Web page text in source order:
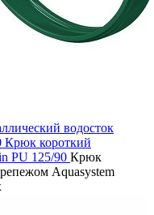
водосток
Крюк короткий
PU 125/90 Крюк
Aquasystem